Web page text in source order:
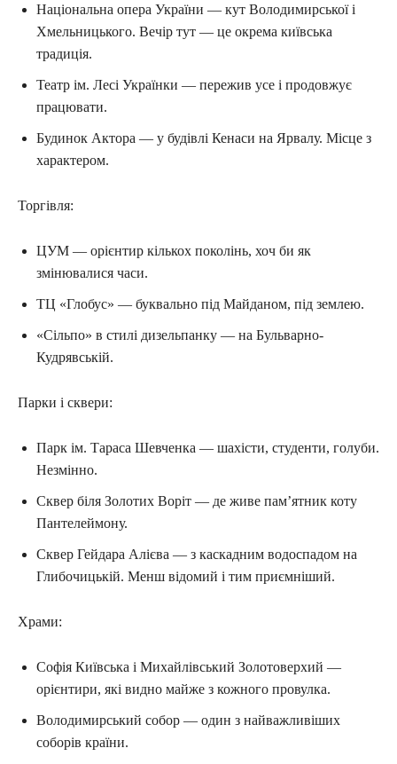
Національна опера України — кут Володимирської і
Хмельницького. Вечір тут — це окрема київська
традиція.
Театр ім. Лесі Українки — пережив усе і продовжує
працювати.
Будинок Актора — у будівлі Кенаси на Ярвалу. Місце з
характером.
Торгівля:
ЦУМ — орієнтир кількох поколінь, хоч би як
змінювалися часи.
ТЦ «Глобус» — буквально під Майданом, під землею.
«Сільпо» в стилі дизельпанку — на Бульварно-
Кудрявській.
Парки і сквери:
Парк ім. Тараса Шевченка — шахісти, студенти, голуби.
Незмінно.
Сквер біля Золотих Воріт — де живе пам’ятник коту
Пантелеймону.
Сквер Гейдара Алієва — з каскадним водоспадом на
Глибочицькій. Менш відомий і тим приємніший.
Храми:
Софія Київська і Михайлівський Золотоверхий —
орієнтири, які видно майже з кожного провулка.
Володимирський собор — один з найважливіших
соборів країни.